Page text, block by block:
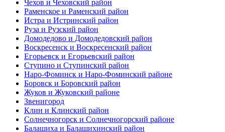
Чехов и Чеховский район
Раменское и Раменский район
Истра и Истринский район
Руза и Рузский район
Домодедово и Домодедовский район
Воскресенск и Воскресенский район
Егорьевск и Егорьевский район
Ступино и Ступинский район
Наро-Фоминск и Наро-Фоминский районе
Боровск и Боровский район
Жуков и Жуковский районе
Звенигород
Клин и Клинский район
Солнечногорск и Солнечногорский районе
Балашиха и Балашихинский район